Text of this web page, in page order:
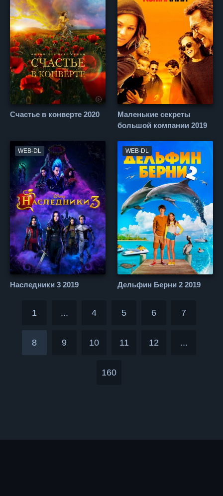
Счастье в конверте 2020
Маленькие секреты
большой компании 2019
WEB-DL
Наследники 3 2019
WEB-DL
Дельфин Берни 2 2019
1 ... 4 5 6 7
8 9 10 11 12 ...
160